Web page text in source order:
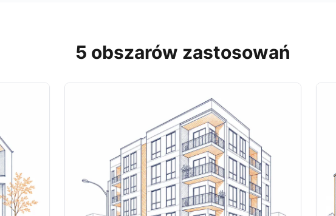
5 obszarów zastosowań